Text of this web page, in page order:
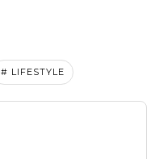
# LIFESTYLE